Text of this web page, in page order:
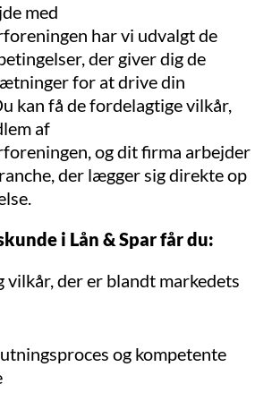
med
har vi udvalgt de
der giver dig de
for at drive din
kan få de fordelagtige vilkår,
af
og dit firma arbejder
der lægger sig direkte op
i Lån & Spar får du:
vilkår, der er blandt markedets
og kompetente